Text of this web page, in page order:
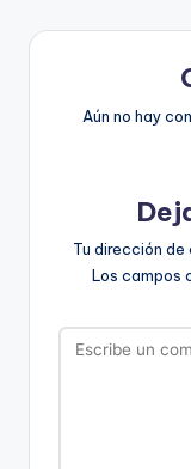
Aún no hay
Tu dirección
Los campos